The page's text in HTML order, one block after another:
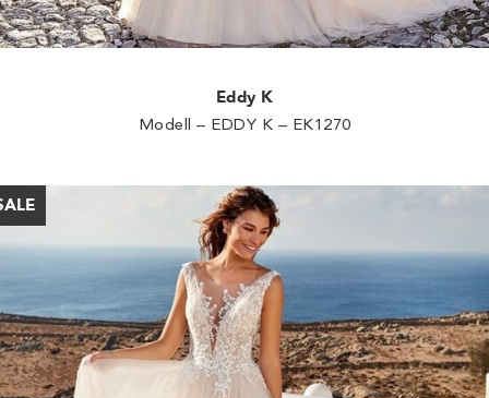
Eddy K
Modell – EDDY K – EK1270